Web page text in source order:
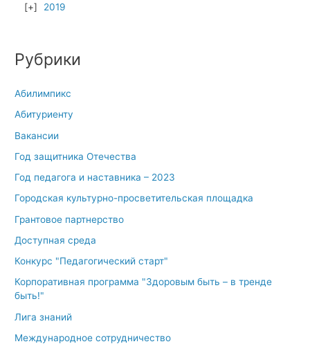
2019
Рубрики
Абилимпикс
Абитуриенту
Вакансии
Год защитника Отечества
Год педагога и наставника – 2023
Городская культурно-просветительская площадка
Грантовое партнерство
Доступная среда
Конкурс "Педагогический старт"
Корпоративная программа "Здоровым быть – в тренде
быть!"
Лига знаний
Международное сотрудничество